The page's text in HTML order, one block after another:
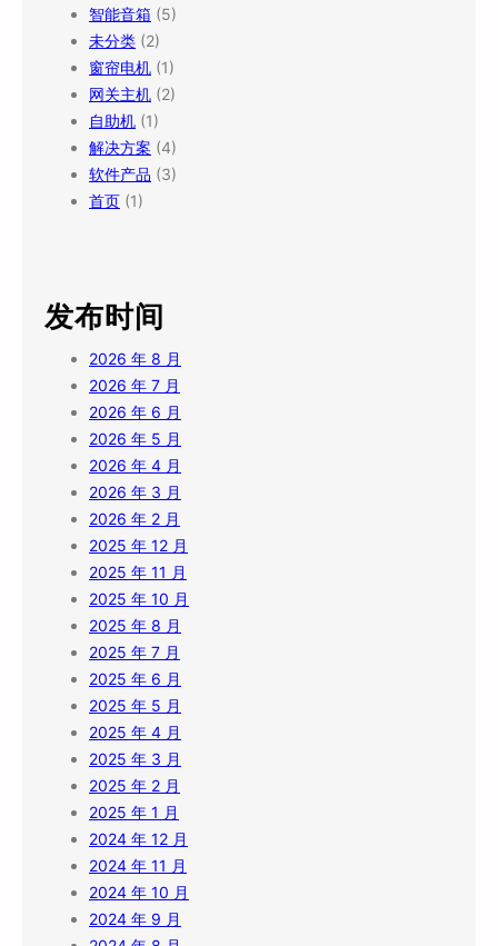
智能音箱 (5)
未分类 (2)
窗帘电机 (1)
网关主机 (2)
自助机 (1)
解决方案 (4)
软件产品 (3)
首页 (1)
发布时间
2026 年 8 月
2026 年 7 月
2026 年 6 月
2026 年 5 月
2026 年 4 月
2026 年 3 月
2026 年 2 月
2025 年 12 月
2025 年 11 月
2025 年 10 月
2025 年 8 月
2025 年 7 月
2025 年 6 月
2025 年 5 月
2025 年 4 月
2025 年 3 月
2025 年 2 月
2025 年 1 月
2024 年 12 月
2024 年 11 月
2024 年 10 月
2024 年 9 月